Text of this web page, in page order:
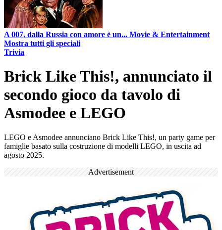
A 007, dalla Russia con amore è un... Movie & Entertainment
Mostra tutti gli speciali
Trivia
Brick Like This!, annunciato il
secondo gioco da tavolo di
Asmodee e LEGO
LEGO e Asmodee annunciano Brick Like This!, un party game per
famiglie basato sulla costruzione di modelli LEGO, in uscita ad
agosto 2025.
Advertisement